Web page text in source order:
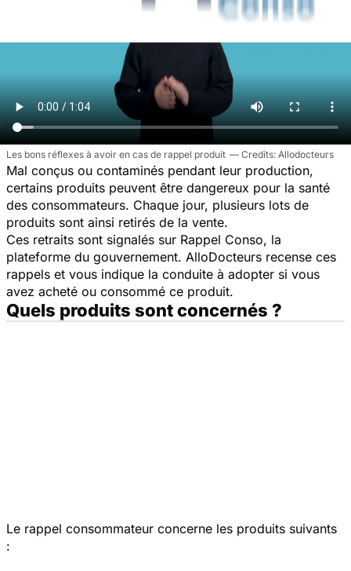
Les bons réflexes à avoir en cas de rappel produit Allodocteurs
Mal conçus ou contaminés pendant leur production,
certains produits peuvent être dangereux pour la santé
des consommateurs. Chaque jour, plusieurs lots de
produits sont ainsi retirés de la vente.
Ces retraits sont signalés sur Rappel Conso, la
plateforme du gouvernement. AlloDocteurs recense ces
rappels et vous indique la conduite à adopter si vous
avez acheté ou consommé ce produit.
Quels produits sont concernés ?
Le rappel consommateur concerne les produits suivants
: